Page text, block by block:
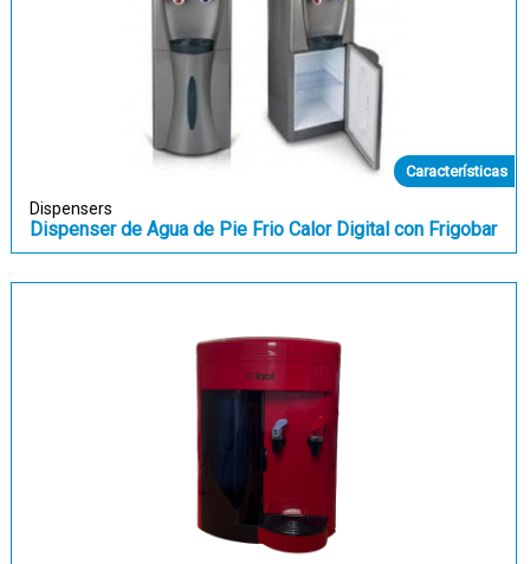
Características
Dispensers
Dispenser de Agua de Pie Frio Calor Digital con Frigobar